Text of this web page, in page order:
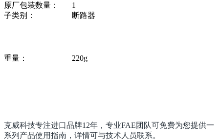
原厂包装数量：
1
子类别：
断路器
重量： 220g
克威科技专注进口品牌12年，专业FAE团队可免费为您提供一
系列产品使用指南，详情可与技术人员联系。